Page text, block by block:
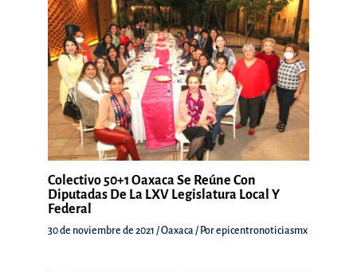
Colectivo 50+1 Oaxaca Se Reúne Con
Diputadas De La LXV Legislatura Local Y
Federal
30 de noviembre de 2021 /Oaxaca / Porepicentronoticiasmx